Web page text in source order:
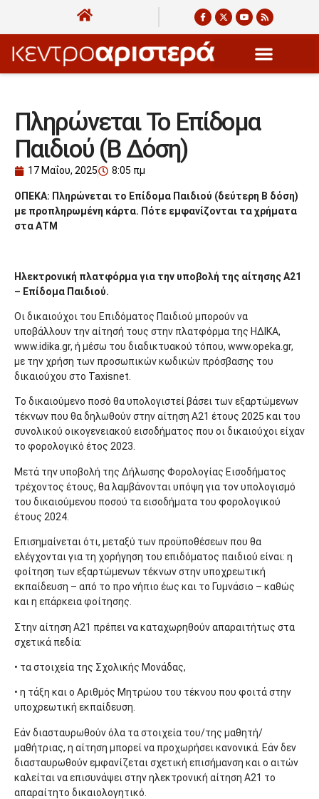
Πληρώνεται Το Επίδομα
Παιδιού (Β Δόση)
17 Μαΐου, 2025 8:05 πμ
ΟΠΕΚΑ: Πληρώνεται το Επίδομα Παιδιού (δεύτερη Β δόση)
με προπληρωμένη κάρτα. Πότε εμφανίζονται τα χρήματα
στα ΑΤΜ
Ηλεκτρονική πλατφόρμα για την υποβολή της αίτησης Α21
– Επίδομα Παιδιού.
Οι δικαιούχοι του Επιδόματος Παιδιού μπορούν να
υποβάλλουν την αίτησή τους στην πλατφόρμα της ΗΔΙΚΑ,
www.idika.gr, ή μέσω του διαδικτυακού τόπου, www.opeka.gr,
με την χρήση των προσωπικών κωδικών πρόσβασης του
δικαιούχου στο Taxisnet.
Το δικαιούμενο ποσό θα υπολογιστεί βάσει των εξαρτώμενων
τέκνων που θα δηλωθούν στην αίτηση Α21 έτους 2025 και του
συνολικού οικογενειακού εισοδήματος που οι δικαιούχοι είχαν
το φορολογικό έτος 2023.
Μετά την υποβολή της Δήλωσης Φορολογίας Εισοδήματος
τρέχοντος έτους, θα λαμβάνονται υπόψη για τον υπολογισμό
του δικαιούμενου ποσού τα εισοδήματα του φορολογικού
έτους 2024.
Επισημαίνεται ότι, μεταξύ των προϋποθέσεων που θα
ελέγχονται για τη χορήγηση του επιδόματος παιδιού είναι: η
φοίτηση των εξαρτώμενων τέκνων στην υποχρεωτική
εκπαίδευση – από το προ νήπιο έως και το Γυμνάσιο – καθώς
και η επάρκεια φοίτησης.
Στην αίτηση Α21 πρέπει να καταχωρηθούν απαραιτήτως στα
σχετικά πεδία:
• τα στοιχεία της Σχολικής Μονάδας,
• η τάξη και ο Αριθμός Μητρώου του τέκνου που φοιτά στην
υποχρεωτική εκπαίδευση.
Εάν διασταυρωθούν όλα τα στοιχεία του/της μαθητή/
μαθήτριας, η αίτηση μπορεί να προχωρήσει κανονικά. Εάν δεν
διασταυρωθούν εμφανίζεται σχετική επισήμανση και ο αιτών
καλείται να επισυνάψει στην ηλεκτρονική αίτηση Α21 το
απαραίτητο δικαιολογητικό.